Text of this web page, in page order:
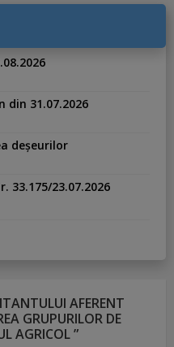
31.07.2026
deșeurilor
33.175/23.07.2026
AFERENT
GRUPURILOR DE
AGRICOL ”